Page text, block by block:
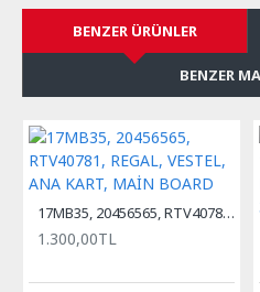
BENZER ÜRÜNLER
BENZER
17MB35, 20456565, RTV40781, REGAL, VESTEL, ANA KART, MAİN BOARD
1.300,00TL